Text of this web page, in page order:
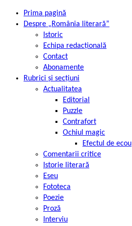
Prima pagină
Despre „România literară”
Istoric
Echipa redacțională
Contact
Abonamente
Rubrici și secțiuni
Actualitatea
Editorial
Puzzle
Contrafort
Ochiul magic
Efectul de ecou
Comentarii critice
Istorie literară
Eseu
Fototeca
Poezie
Proză
Interviu